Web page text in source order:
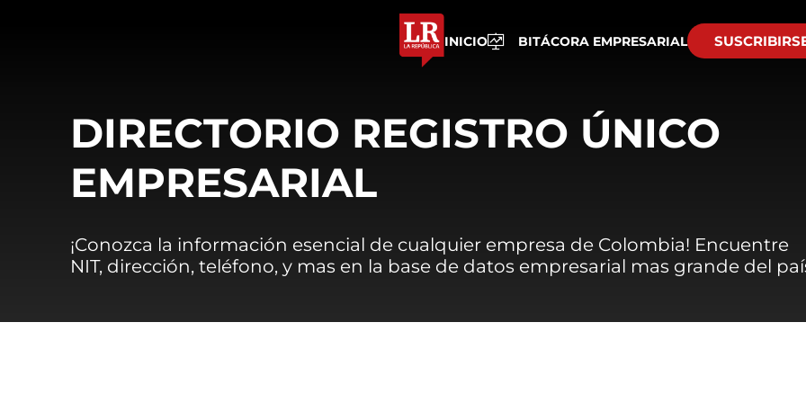
INICIO BITÁCORA EMPRESARIAL
DIRECTORIO REGISTRO ÚNICO
EMPRESARIAL
¡Conozca la información esencial de cualquier empresa de Colombia! Encuentre
NIT, dirección, teléfono, y mas en la base de datos empresarial mas grande del